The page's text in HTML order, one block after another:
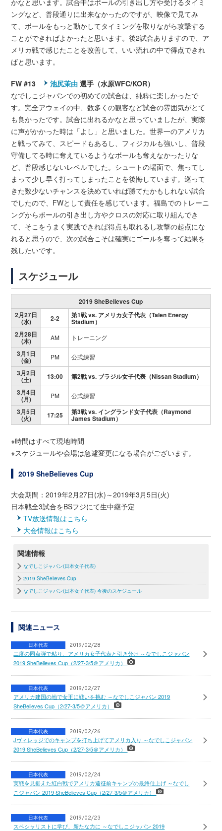
かなと思います。試合中はボールの引き出し方や受けるタイミ
ングなど、普段通りに出来なかったのですが、映像で見てみ
て、ボールをもっと動かしてタイミングを取りながら攻撃する
ことができればよかったと思います。後2試合ありますので、ア
メリカ戦で感じたことを改善して、いい流れの中で得点できれ
ばと思います。
FW #13 池尻茉由 選手（水原WFC/KOR）
なでしこジャパンでの初めての試合は、純粋に楽しかったで
す。完全アウェイの中、数多くの観客など試合の雰囲気がとて
も良かったです。試合に出れるかなと思っていましたが、実際
に声がかかった時は「よし」と思いました。世界一のアメリカ
と戦ってみて、スピードもあるし、フィジカルも強いし、普段
守備してる時に奪えているようなボールも奪えなかったりな
ど、普段感じないレベルでした。シュートの場面で、焦ってし
まって少し早く打ってしまったことを後悔しています。巡って
きた数少ないチャンスを決めていれば勝てたかもしれない試合
でしたので、FWとして責任を感じています。福島でのトレーニ
ングからボールの引き出し方やクロスの対応に取り組んでき
て、そこをうまく実践できれば得点も取れるし攻撃の起点にな
れると思うので、次の試合こそは確実にゴールを奪って結果を
残したいです。
スケジュール
2019 SheBelieves Cup
2月27日
(水) 2-2 第1戦 vs. アメリカ女子代表（Talen Energy
Stadium）
2月28日
(木) AM トレーニング
3月1日
(金) PM 公式練習
3月2日
(土) 13:00
第2戦 vs. ブラジル女子代表（Nissan Stadium）
3月4日
(月) PM 公式練習
3月5日
(火) 17:25 第3戦 vs. イングランド女子代表（Raymond
James Stadium）
※時間はすべて現地時間
※スケジュールや会場は急遽変更になる場合がございます。
2019 SheBelieves Cup
大会期間：2019年2月27日(水)～2019年3月5日(火)
日本戦全3試合をBSフジにて生中継予定
TV放送情報はこちら
大会情報はこちら
関連情報
なでしこジャパン(日本女子代表)
2019 SheBelieves Cup
なでしこジャパン(日本女子代表) 今後のスケジュール
関連ニュース
日本代表 2019/02/28
二度の同点弾で粘り、アメリカ女子代表と引き分け ～なでしこジャパン
2019 SheBelieves Cup（2/27-3/5＠アメリカ）
日本代表 2019/02/27
アメリカ建国の地で女王に戦いを挑む ～なでしこジャパン 2019
SheBelieves Cup（2/27-3/5＠アメリカ）
日本代表 2019/02/26
Jヴィレッジでのキャンプを打ち上げてアメリカ入り ～なでしこジャパン
2019 SheBelieves Cup（2/27-3/5＠アメリカ）
日本代表 2019/02/24
実戦を見据えた紅白戦でアメリカ遠征前キャンプの最終仕上げ ～なでし
こジャパン 2019 SheBelieves Cup（2/27-3/5＠アメリカ）
日本代表 2019/02/23
スペシャリストに学び、新たな力に ～なでしこジャパン 2019